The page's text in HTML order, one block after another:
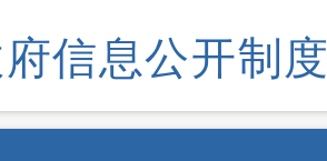
信息公开制